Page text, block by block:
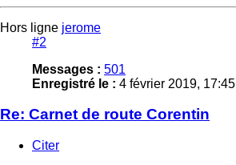
Hors ligne jerome
#2
Messages : 501
Enregistré le : 4 février 2019, 17:45
Re: Carnet de route Corentin
Citer